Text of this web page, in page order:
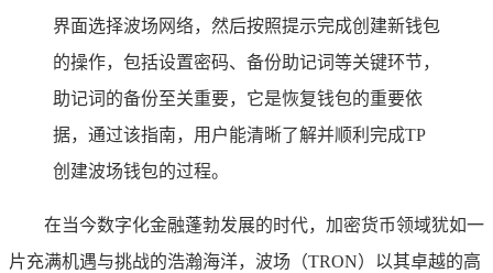
界面选择波场网络，然后按照提示完成创建新钱包
的操作，包括设置密码、备份助记词等关键环节，
助记词的备份至关重要，它是恢复钱包的重要依
据，通过该指南，用户能清晰了解并顺利完成TP
创建波场钱包的过程。
在当今数字化金融蓬勃发展的时代，加密货币领域犹如一
片充满机遇与挑战的浩瀚海洋，波场（TRON）以其卓越的高